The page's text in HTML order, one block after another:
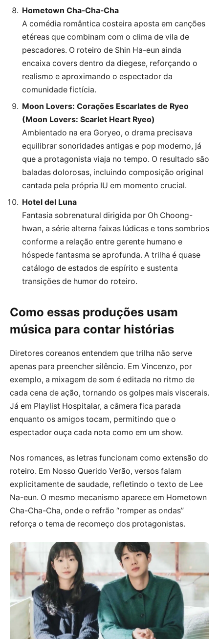
Hometown Cha-Cha-Cha
A comédia romântica costeira aposta em canções
etéreas que combinam com o clima de vila de
pescadores. O roteiro de Shin Ha-eun ainda
encaixa covers dentro da diegese, reforçando o
realismo e aproximando o espectador da
comunidade fictícia.
Moon Lovers: Corações Escarlates de Ryeo
(Moon Lovers: Scarlet Heart Ryeo)
Ambientado na era Goryeo, o drama precisava
equilibrar sonoridades antigas e pop moderno, já
que a protagonista viaja no tempo. O resultado são
baladas dolorosas, incluindo composição original
cantada pela própria IU em momento crucial.
Hotel del Luna
Fantasia sobrenatural dirigida por Oh Choong-
hwan, a série alterna faixas lúdicas e tons sombrios
conforme a relação entre gerente humano e
hóspede fantasma se aprofunda. A trilha é quase
catálogo de estados de espírito e sustenta
transições de humor do roteiro.
Como essas produções usam
música para contar histórias
Diretores coreanos entendem que trilha não serve
apenas para preencher silêncio. Em Vincenzo, por
exemplo, a mixagem de som é editada no ritmo de
cada cena de ação, tornando os golpes mais viscerais.
Já em Playlist Hospitalar, a câmera fica parada
enquanto os amigos tocam, permitindo que o
espectador ouça cada nota como em um show.
Nos romances, as letras funcionam como extensão do
roteiro. Em Nosso Querido Verão, versos falam
explicitamente de saudade, refletindo o texto de Lee
Na-eun. O mesmo mecanismo aparece em Hometown
Cha-Cha-Cha, onde o refrão “romper as ondas”
reforça o tema de recomeço dos protagonistas.